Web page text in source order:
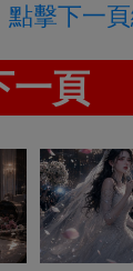
點擊下一
一頁